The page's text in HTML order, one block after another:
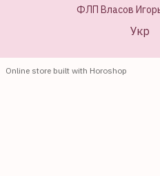
ФЛП Власов
Укр
Online store built with Horoshop